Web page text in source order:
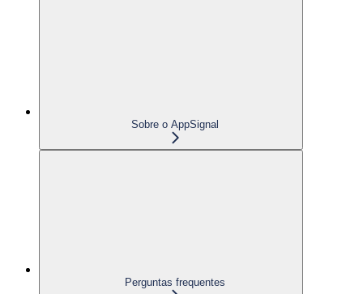
Sobre o AppSignal
Perguntas frequentes